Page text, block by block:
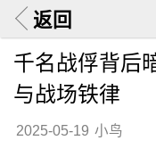
返回
千名战俘背后
与战场铁律
2025-05-19 小鸟